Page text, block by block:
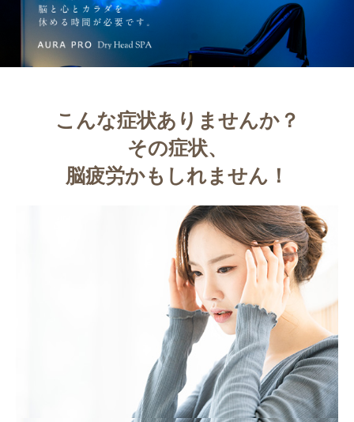
こんな症状ありませんか？
その症状、
脳疲労かもしれません！